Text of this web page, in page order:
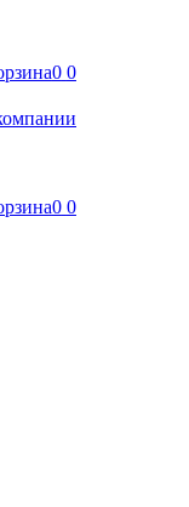
0 0
0 0